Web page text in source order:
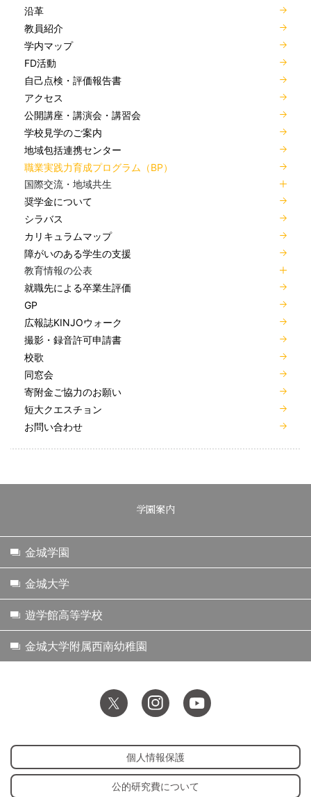
沿革
教員紹介
学内マップ
FD活動
自己点検・評価報告書
アクセス
公開講座・講演会・講習会
学校見学のご案内
地域包括連携センター
職業実践力育成プログラム（BP）
国際交流・地域共生
奨学金について
シラバス
カリキュラムマップ
障がいのある学生の支援
教育情報の公表
就職先による卒業生評価
GP
広報誌KINJOウォーク
撮影・録音許可申請書
校歌
同窓会
寄附金ご協力のお願い
短大クエスチョン
お問い合わせ
学園案内
金城学園
金城大学
遊学館高等学校
金城大学附属西南幼稚園
個人情報保護
公的研究費について